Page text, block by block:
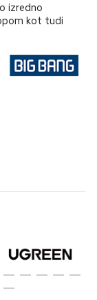
izredno
kot tudi